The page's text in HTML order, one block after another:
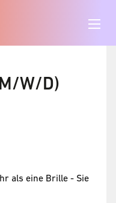
W/D)
als eine Brille - Sie